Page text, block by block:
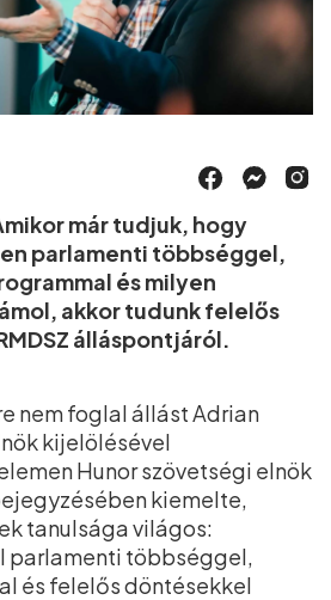
már tudjuk, hogy
parlamenti többséggel,
és milyen
akkor tudunk felelős
álláspontjáról.
nem foglal állást Adrian
kijelölésével
Hunor szövetségi elnök
kiemelte,
tanulsága világos:
parlamenti többséggel,
és felelős döntésekkel